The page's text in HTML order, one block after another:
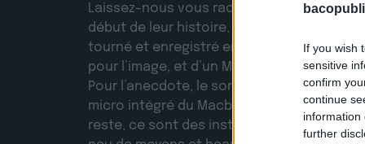
If you wish
sensitive
confirm
continue
information
further
Laissez-nous vous raconter comment
début de leur histoire, c’est ce premier clip
tourné et enregistré en 2012, à l’aide d’un
pour l’image, et d’un Macbook avec
Pour l’anecdote, le son de leurs voix est
micro intégré du Macbook. Idem pour la
reste, ce sont des instruments logiciels dit